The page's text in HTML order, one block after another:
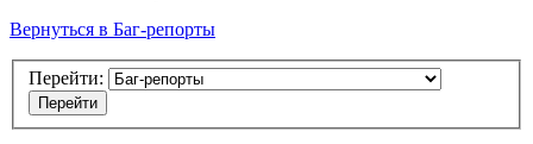
Вернуться в Баг-репорты
Перейти: